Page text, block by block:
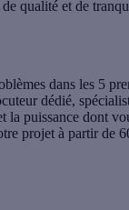
qualité et de
dans les 5
dédié,
la puissance dont
projet à partir de